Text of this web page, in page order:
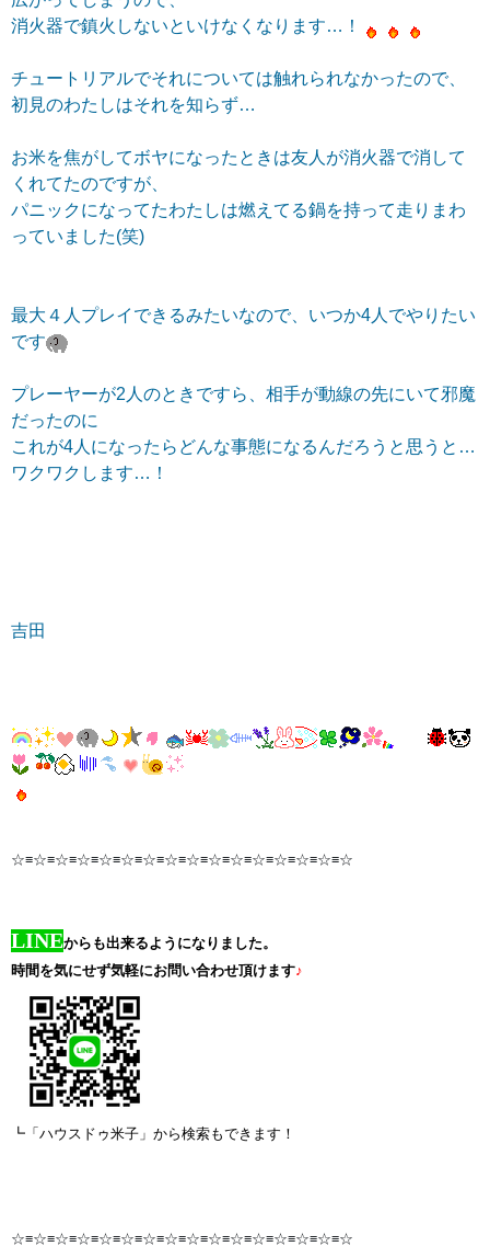
消火器で鎮火しないといけなくなります…！
チュートリアルでそれについては触れられなかったので、
初見のわたしはそれを知らず…
お米を焦がしてボヤになったときは友人が消火器で消して
くれてたのですが、
パニックになってたわたしは燃えてる鍋を持って走りまわ
っていました(笑)
最大４人プレイできるみたいなので、いつか4人でやりたい
です
プレーヤーが2人のときですら、相手が動線の先にいて邪魔
だったのに
これが4人になったらどんな事態になるんだろうと思うと…
ワクワクします…！
吉田
☆≡☆≡☆≡☆≡☆≡☆≡☆≡☆≡☆≡☆≡☆≡☆≡☆≡☆≡☆≡☆
LINEからも出来るようになりました。
時間を気にせず気軽にお問い合わせ頂けます♪
┗「ハウスドゥ米子」から検索もできます！
☆≡☆≡☆≡☆≡☆≡☆≡☆≡☆≡☆≡☆≡☆≡☆≡☆≡☆≡☆≡☆